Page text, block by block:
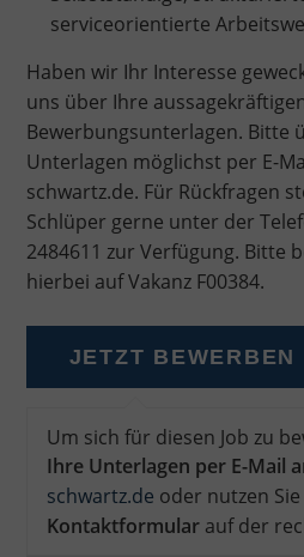
serviceorientierte
Haben wir Ihr Interesse
uns über Ihre
Bewerbungsunterlagen. Bitte
Unterlagen möglichst per E-
schwartz.de. Für Rückfragen
Schlüper gerne unter der
2484611 zur Verfügung. Bitte
hierbei auf Vakanz F00384.
Um sich für diesen Job zu
Ihre Unterlagen per E-Mail
schwartz.de oder nutzen Sie
Kontaktformular auf der